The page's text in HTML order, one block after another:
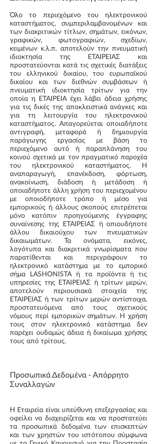
Όλο το περιεχόμενο του ηλεκτρονικού
καταστήματος, συμπεριλαμβανομένων και
των διακριτικών τίτλων, σημάτων, εικόνων,
γραφικών, φωτογραφιών, σχεδίων,
κειμένων κ.λ.π. αποτελούν την πνευματική
ιδιοκτησία της ΕΤΑΙΡΕΙΑΣ και
προστατεύονται κατά τις σχετικές διατάξεις
του ελληνικού δικαίου, του ευρωπαϊκού
δικαίου και των διεθνών συμβάσεων ή
πνευματική ιδιοκτησία τρίτων για την
οποία η ΕΤΑΙΡΕΙΑ έχει λάβει άδεια χρήσης
για τις δικές της αποκλειστικά ανάγκες και
για τη λειτουργία του ηλεκτρονικού
καταστήματος. Απαγορεύεται οποιαδήποτε
αντιγραφή, μεταφορά ή δημιουργία
παράγωγης εργασίας με βάση το
περιεχόμενο αυτό ή παραπλάνηση του
κοινού σχετικά με τον πραγματικό παροχέα
του ηλεκτρονικού καταστήματος. Η
αναπαραγωγή, επανέκδοση, φόρτωση,
ανακοίνωση, διάδοση ή μετάδοση ή
οποιαδήποτε άλλη χρήση του περιεχομένου
με οποιοδήποτε τρόπο ή μέσο για
εμπορικούς ή άλλους σκοπούς επιτρέπεται
μόνο κατόπιν προηγούμενης έγγραφης
συναίνεσης της ΕΤΑΙΡΕΙΑΣ ή οπιουδήποτε
άλλου δικαιούχου των πνευματικών
δικαιωμάτων. Τα ονόματα, εικόνες,
λογότυπα και διακριτικά γνωρίσματα που
παρατίθενται και περιγράφουν το
ηλεκτρονικό κατάστημα με το εμπορικό
σήμα LASHONISTA ή τα προϊόντα ή τις
υπηρεσίες της ΕΤΑΙΡΕΙΑΣ ή τρίτων μερών,
αποτελούν περιουσιακά στοιχεία της
ΕΤΑΙΡΕΙΑΣ ή των τρίτων μερών αντίστοιχα,
προστατευόμενα από τους σχετικούς
νόμους περί εμπορικών σημάτων. Η χρήση
τους στον ηλεκτρονικό κατάστημα δεν
παρέχει ουδαμώς άδεια ή δικαίωμα χρήσης
τους από τρίτους.
Προσωπικά Δεδομένα - Απόρρητο
Συναλλαγών
Η Εταιρεία είναι υπεύθυνη επεξεργασίας και
οφείλει να διαχειρίζεται και να προστατεύει
τα προσωπικά δεδομένα των επισκεπτών
και των χρηστών του ιστότοπου σύμφωνα